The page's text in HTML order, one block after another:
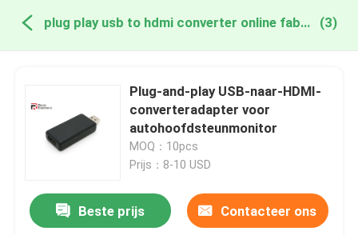
plug play usb to hdmi converter online fabricage (3)
Plug-and-play USB-naar-HDMI-
converteradapter voor
autohoofdsteunmonitor
MOQ：10pcs
Prijs：8-10 USD
Beste prijs Contacteer ons